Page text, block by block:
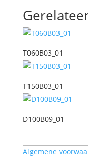
T060B03_01
T150B03_01
D100B09_01
naar:
Algemene